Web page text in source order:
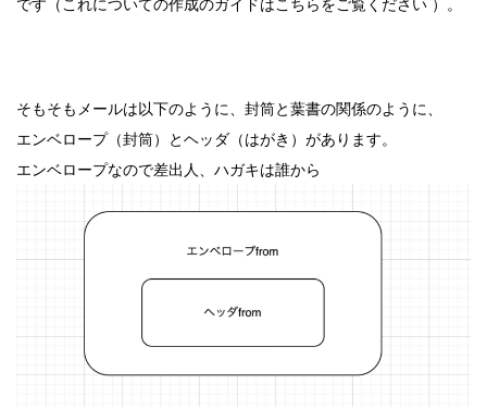
そもそもメールは以下のように、封筒と葉書の関係のように、
エンベロープ（封筒）とヘッダ（はがき）があります。
エンベロープなので差出人、ハガキは誰から